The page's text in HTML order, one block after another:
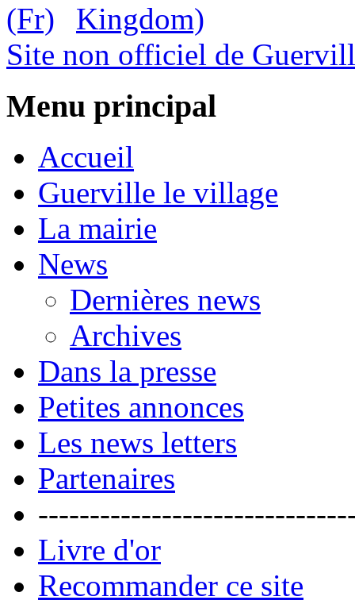
Site non officiel de
Menu principal
Accueil
Guerville le village
La mairie
News
Dernières news
Archives
Dans la presse
Petites annonces
Les news letters
Partenaires
Livre d'or
Recommander ce site